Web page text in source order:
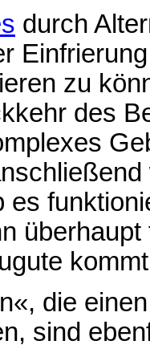
durch
zu
des
es
die
sind